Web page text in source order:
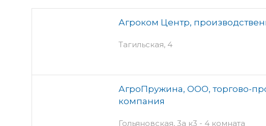
Агроком Центр,
Тагильская, 4
АгроПружина, ООО, торгово-
компания
Гольяновская, 3а к3 - 4 комната